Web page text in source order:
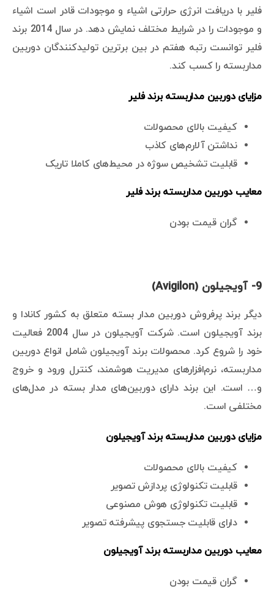
فلیر با دریافت انرژی حرارتی اشیاء و موجودات قادر است اشیاء
و موجودات را در شرایط مختلف نمایش دهد. در سال 2014 برند
فلیر توانست رتبه هفتم در بین برترین تولیدکنندگان دوربین
مداربسته را کسب کند.
مزایای دوربین مداربسته برند فلیر
کیفیت بالای محصولات
نداشتن آلارم‌های کاذب
قابلیت تشخیص سوژه در محیط‌های کاملا تاریک
معایب دوربین مداربسته برند فلیر
گران قیمت بودن
9- آویجیلون (Avigilon)
دیگر برند پرفروش دوربین مدار بسته متعلق به کشور کانادا و
برند آویجیلون است. شرکت آویجیلون در سال 2004 فعالیت
خود را شروع کرد. محصولات برند آویجیلون شامل انواع دوربین
مداربسته، نرم‌افزارهای مدیریت هوشمند، کنترل ورود و خروج
و… است. این برند دارای دوربین‌های مدار بسته در مدل‌های
مختلفی است.
مزایای دوربین مداربسته برند آویجیلون
کیفیت بالای محصولات
قابلیت تکنولوژی پردازش تصویر
قابلیت تکنولوژی هوش مصنوعی
دارای قابلیت جستجوی پیشرفته تصویر
معایب دوربین مداربسته برند آویجیلون
گران قیمت بودن